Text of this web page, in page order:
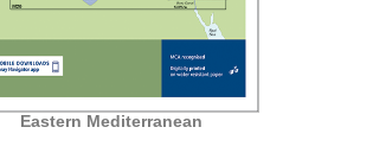
Eastern Mediterranean